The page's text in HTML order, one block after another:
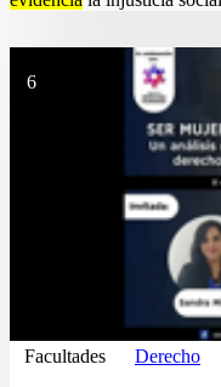
6
Facultades Derecho